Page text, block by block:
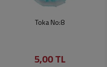
Toka No:8
5,00 TL